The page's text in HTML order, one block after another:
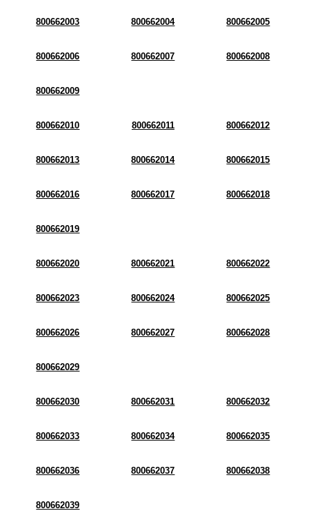
800662003 800662004 800662005
800662006 800662007 800662008
800662009
800662010 800662011 800662012
800662013 800662014 800662015
800662016 800662017 800662018
800662019
800662020 800662021 800662022
800662023 800662024 800662025
800662026 800662027 800662028
800662029
800662030 800662031 800662032
800662033 800662034 800662035
800662036 800662037 800662038
800662039